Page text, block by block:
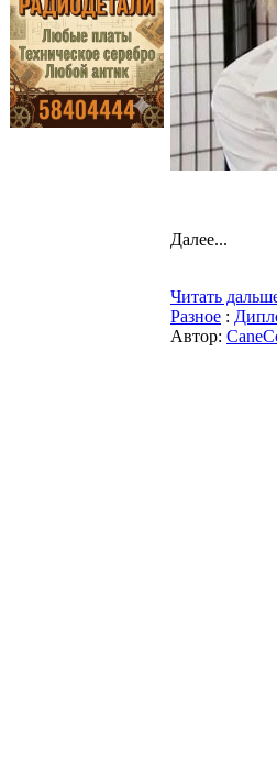
Далее...
Читать
Разное :
Автор: